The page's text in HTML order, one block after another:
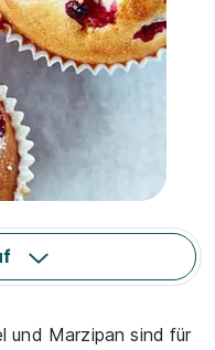
und Marzipan sind für